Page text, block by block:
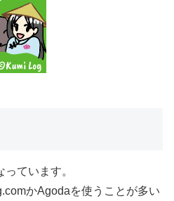
ています。
かAgodaを使うことが多い